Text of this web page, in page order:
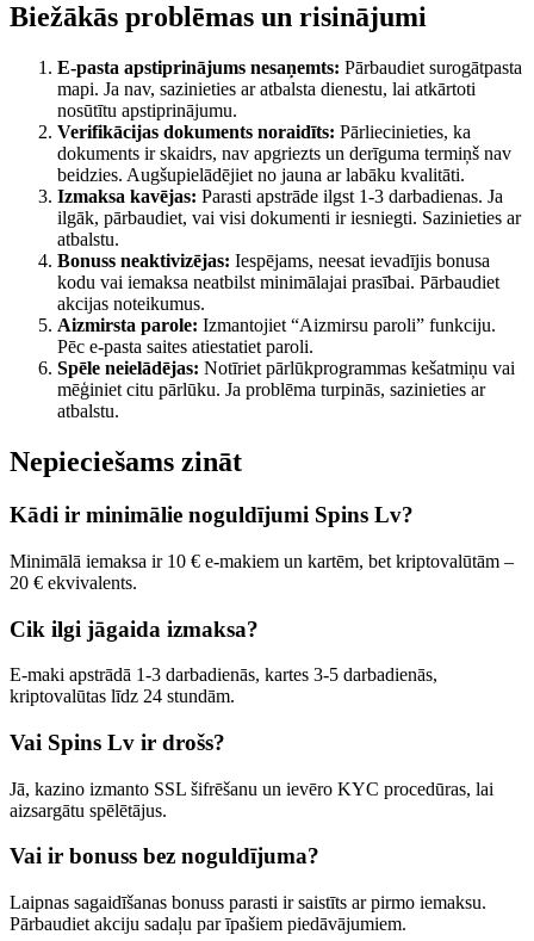
Biežākās problēmas un risinājumi
E-pasta apstiprinājums nesaņemts: Pārbaudiet surogātpasta
mapi. Ja nav, sazinieties ar atbalsta dienestu, lai atkārtoti
nosūtītu apstiprinājumu.
Verifikācijas dokuments noraidīts: Pārliecinieties, ka
dokuments ir skaidrs, nav apgriezts un derīguma termiņš nav
beidzies. Augšupielādējiet no jauna ar labāku kvalitāti.
Izmaksa kavējas: Parasti apstrāde ilgst 1-3 darbadienas. Ja
ilgāk, pārbaudiet, vai visi dokumenti ir iesniegti. Sazinieties ar
atbalstu.
Bonuss neaktivizējas: Iespējams, neesat ievadījis bonusa
kodu vai iemaksa neatbilst minimālajai prasībai. Pārbaudiet
akcijas noteikumus.
Aizmirsta parole: Izmantojiet “Aizmirsu paroli” funkciju.
Pēc e-pasta saites atiestatiet paroli.
Spēle neielādējas: Notīriet pārlūkprogrammas kešatmiņu vai
mēģiniet citu pārlūku. Ja problēma turpinās, sazinieties ar
atbalstu.
Nepieciešams zināt
Kādi ir minimālie noguldījumi Spins Lv?
Minimālā iemaksa ir 10 € e-makiem un kartēm, bet kriptovalūtām –
20 € ekvivalents.
Cik ilgi jāgaida izmaksa?
E-maki apstrādā 1-3 darbadienās, kartes 3-5 darbadienās,
kriptovalūtas līdz 24 stundām.
Vai Spins Lv ir drošs?
Jā, kazino izmanto SSL šifrēšanu un ievēro KYC procedūras, lai
aizsargātu spēlētājus.
Vai ir bonuss bez noguldījuma?
Laipnas sagaidīšanas bonuss parasti ir saistīts ar pirmo iemaksu.
Pārbaudiet akciju sadaļu par īpašiem piedāvājumiem.